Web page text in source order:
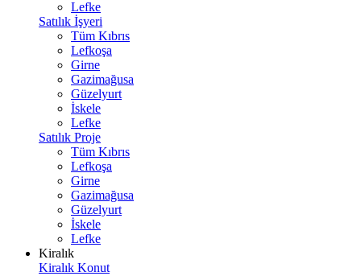
Lefke
Satılık İşyeri
Tüm Kıbrıs
Lefkoşa
Girne
Gazimağusa
Güzelyurt
İskele
Lefke
Satılık Proje
Tüm Kıbrıs
Lefkoşa
Girne
Gazimağusa
Güzelyurt
İskele
Lefke
Kiralık
Kiralık Konut